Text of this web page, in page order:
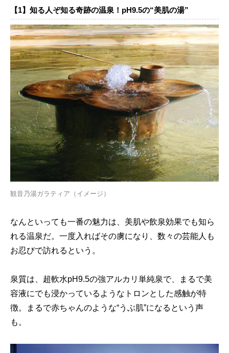
【1】知る人ぞ知る奇跡の温泉！pH9.5の“美肌の湯”
観音乃湯ガラティア（イメージ）
なんといっても一番の魅力は、美肌や飲泉効果でも知ら
れる温泉だ。一度入ればその虜になり、数々の芸能人も
お忍びで訪れるという。
泉質は、超軟水pH9.5の強アルカリ単純泉で、まるで美
容液にでも浸かっているようなトロンとした感触が特
徴。まるで赤ちゃんのような“うぶ肌”になるという声
も。